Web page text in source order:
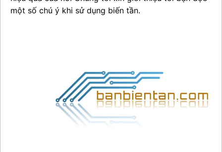
một số chú ý khi sử dụng biến tần.